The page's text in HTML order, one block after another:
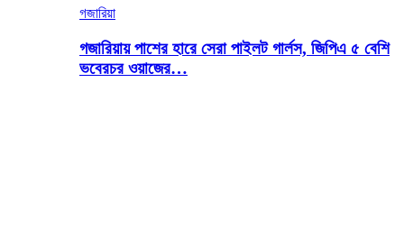
গজারিয়া
গজারিয়ায় পাশের হারে সেরা পাইলট গার্লস, জিপিএ ৫ বেশি
ভবেরচর ওয়াজের…